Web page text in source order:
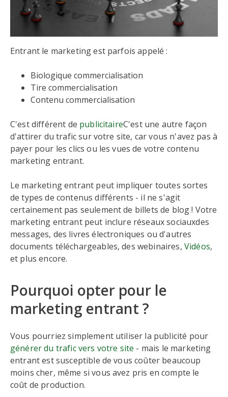
Entrant le marketing est parfois appelé :
Biologique commercialisation
Tire commercialisation
Contenu commercialisation
C'est différent de publicitaireC'est une autre façon
d'attirer du trafic sur votre site, car vous n'avez pas à
payer pour les clics ou les vues de votre contenu
marketing entrant.
Le marketing entrant peut impliquer toutes sortes
de types de contenus différents - il ne s'agit
certainement pas seulement de billets de blog ! Votre
marketing entrant peut inclure réseaux sociauxdes
messages, des livres électroniques ou d'autres
documents téléchargeables, des webinaires, Vidéos,
et plus encore.
Pourquoi opter pour le
marketing entrant ?
Vous pourriez simplement utiliser la publicité pour
générer du trafic vers votre site - mais le marketing
entrant est susceptible de vous coûter beaucoup
moins cher, même si vous avez pris en compte le
coût de production.